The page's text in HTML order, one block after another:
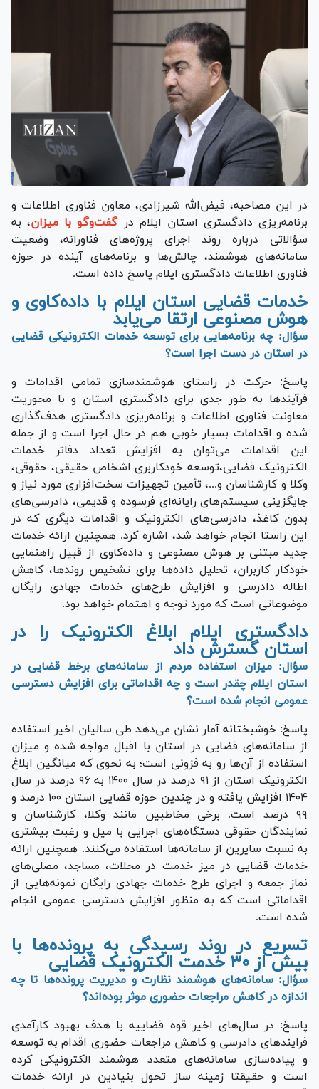
در این مصاحبه، فیض‌الله شیرزادی، معاون فناوری اطلاعات و
برنامه‌ریزی دادگستری استان ایلام درگفت‌و‌گو با میزان، به
سؤالاتی درباره روند اجرای پروژه‌های فناورانه، وضعیت
سامانه‌های هوشمند، چالش‌ها و برنامه‌های آینده در حوزه
فناوری اطلاعات دادگستری ایلام پاسخ داده است.
خدمات قضایی استان ایلام با داده‌کاوی و
هوش مصنوعی ارتقا می‌یابد
سؤال: چه برنامه‌هایی برای توسعه خدمات الکترونیکی قضایی
در استان در دست اجرا است؟
پاسخ: حرکت در راستای هوشمندسازی تمامی اقدامات و
فرآیند‌ها به طور جدی برای دادگستری استان و با محوریت
معاونت فناوری اطلاعات و برنامه‌ریزی دادگستری هدف‌گذاری
شده و اقدامات بسیار خوبی هم در حال اجرا است و از جمله
این اقدامات می‌توان به افزایش تعداد دفاتر خدمات
الکترونیک قضایی،توسعه خودکاربری اشخاص حقیقی، حقوقی،
وکلا و کارشناسان و...، تأمین تجهیزات سخت‌افزاری مورد نیاز و
جایگزینی سیستم‌های رایانه‌ای فرسوده و قدیمی، دادرسی‌های
بدون کاغذ، دادرسی‌های الکترونیک و اقدامات دیگری که در
این راستا انجام خواهد شد، اشاره کرد. همچنین ارائه خدمات
جدید مبتنی بر هوش مصنوعی و داده‌کاوی از قبیل راهنمایی
خودکار کاربران، تحلیل داده‌ها برای تشخیص روندها، کاهش
اطاله دادرسی و افزایش طرح‌های خدمات جهادی رایگان
موضوعاتی است که مورد توجه و اهتمام خواهد بود.
دادگستری ایلام ابلاغ الکترونیک را در
استان گسترش داد
سؤال: میزان استفاده مردم از سامانه‌های برخط قضایی در
استان ایلام چقدر است و چه اقداماتی برای افزایش دسترسی
عمومی انجام شده است؟
پاسخ: خوشبختانه آمار نشان می‌دهد طی سالیان اخیر استفاده
از سامانه‌های قضایی در استان با اقبال مواجه شده و میزان
استفاده از آن‌ها رو به فزونی است؛ به نحوی که میانگین ابلاغ
الکترونیک استان از ۹۱ درصد در سال ۱۴۰۰ به ۹۶ درصد در سال
۱۴۰۴ افزایش یافته و در چندین حوزه قضایی استان ۱۰۰ درصد و
۹۹ درصد است. برخی مخاطبین مانند وکلا، کارشناسان و
نمایندگان حقوقی دستگاه‌های اجرایی با میل و رغبت بیشتری
به نسبت سایرین از سامانه‌ها استفاده می‌کنند. همچنین ارائه
خدمات قضایی در میز خدمت در محلات، مساجد، مصلی‌های
نماز جمعه و اجرای طرح خدمات جهادی رایگان نمونه‌هایی از
اقداماتی است که به منظور افزایش دسترسی عمومی انجام
شده است.
تسریع درروند رسیدگی به پرونده‌ها با
بیش از ۳۰ خدمت الکترونیک قضایی
سؤال: سامانه‌های هوشمند نظارت و مدیریت پرونده‌ها تا چه
اندازه در کاهش مراجعات حضوری موثر بوده‌اند؟
پاسخ: در سال‌های اخیر قوه قضاییه با هدف بهبود کارآمدی
فرایند‌های دادرسی و کاهش مراجعات حضوری اقدام به توسعه
و پیاده‌سازی سامانه‌های متعدد هوشمند الکترونیکی کرده
است و حقیقتا زمینه ساز تحول بنیادین در ارائه خدمات